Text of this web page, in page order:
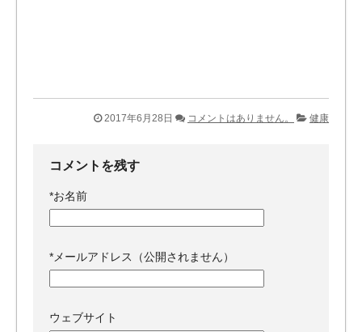
2017年6月28日 コメントはありません。 健康
コメントを残す
*お名前
*メールアドレス（公開されません）
ウェブサイト